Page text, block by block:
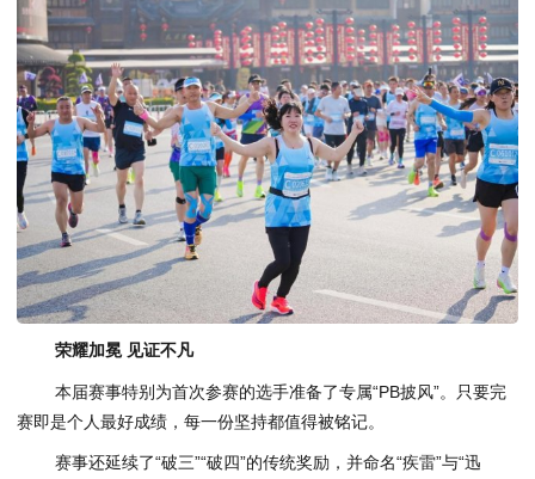
荣耀加冕 见证不凡
本届赛事特别为首次参赛的选手准备了专属“PB披风”。只要完
赛即是个人最好成绩，每一份坚持都值得被铭记。
赛事还延续了“破三”“破四”的传统奖励，并命名“疾雷”与“迅